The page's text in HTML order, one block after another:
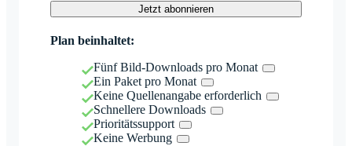
Jetzt abonnieren
Plan beinhaltet:
Fünf Bild-Downloads pro Monat
Ein Paket pro Monat
Keine Quellenangabe erforderlich
Schnellere Downloads
Prioritätssupport
Keine Werbung